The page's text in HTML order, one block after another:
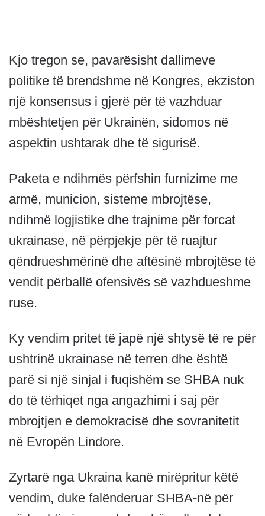
Kjo tregon se, pavarësisht dallimeve
politike të brendshme në Kongres, ekziston
një konsensus i gjerë për të vazhduar
mbështetjen për Ukrainën, sidomos në
aspektin ushtarak dhe të sigurisë.
Paketa e ndihmës përfshin furnizime me
armë, municion, sisteme mbrojtëse,
ndihmë logjistike dhe trajnime për forcat
ukrainase, në përpjekje për të ruajtur
qëndrueshmërinë dhe aftësinë mbrojtëse të
vendit përballë ofensivës së vazhdueshme
ruse.
Ky vendim pritet të japë një shtysë të re për
ushtrinë ukrainase në terren dhe është
parë si një sinjal i fuqishëm se SHBA nuk
do të tërhiqet nga angazhimi i saj për
mbrojtjen e demokracisë dhe sovranitetit
në Evropën Lindore.
Zyrtarë nga Ukraina kanë mirëpritur këtë
vendim, duke falënderuar SHBA-në për